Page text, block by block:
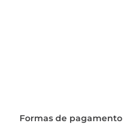
Formas de pagamento